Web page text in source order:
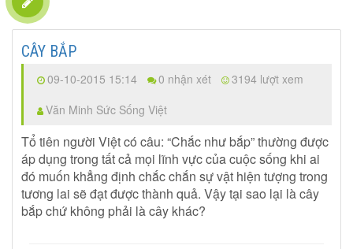
CÂY BẮP
09-10-2015 15:14 0 nhận xét
3194 lượt xem
Văn Minh Sức Sống Việt
Tổ tiên người Việt có câu: “Chắc như bắp” thường được
áp dụng trong tất cả mọi lĩnh vực của cuộc sống khi ai
đó muốn khẳng định chắc chắn sự vật hiện tượng trong
tương lai sẽ đạt được thành quả. Vậy tại sao lại là cây
bắp chứ không phải là cây khác?